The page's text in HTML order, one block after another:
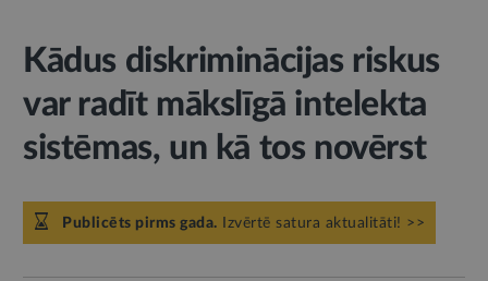
Kādus diskriminācijas riskus
var radīt mākslīgā intelekta
sistēmas, un kā tos novērst
Publicēts pirms gada. Izvērtē satura aktualitāti! >>